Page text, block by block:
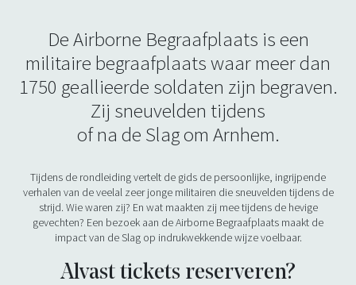
De Airborne Begraafplaats is een
militaire begraafplaats waar meer dan
1750 geallieerde soldaten zijn begraven.
Zij sneuvelden tijdens
of na de Slag om Arnhem.
Tijdens de rondleiding vertelt de gids de persoonlijke, ingrijpende
verhalen van de veelal zeer jonge militairen die sneuvelden tijdens de
strijd. Wie waren zij? En wat maakten zij mee tijdens de hevige
gevechten? Een bezoek aan de Airborne Begraafplaats maakt de
impact van de Slag op indrukwekkende wijze voelbaar.
Alvast tickets reserveren?